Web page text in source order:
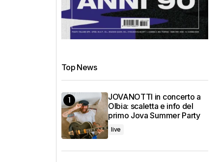
Top News
JOVANOTTI in concerto a
Olbia: scaletta e info del
primo Jova Summer Party
live